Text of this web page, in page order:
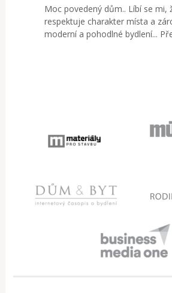
Moc povedený dům.. Líbí se mi,
respektuje charakter místa a
moderní a pohodlné bydlení...